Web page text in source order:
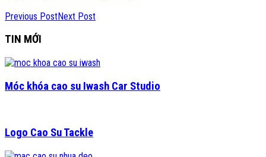
Previous PostNext Post
TIN MỚI
Móc khóa cao su Iwash Car Studio
Logo Cao Su Tackle